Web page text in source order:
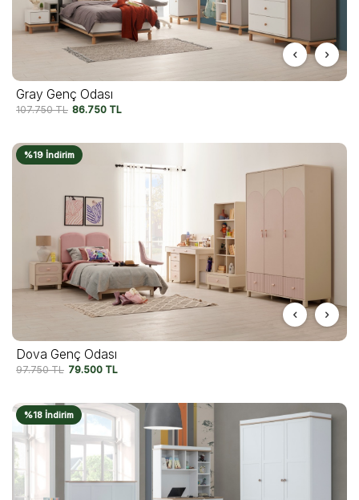
Gray Genç Odası
107.750TL 86.750 TL
%19 İndirim
Dova Genç Odası
97.750TL 79.500 TL
%18 İndirim